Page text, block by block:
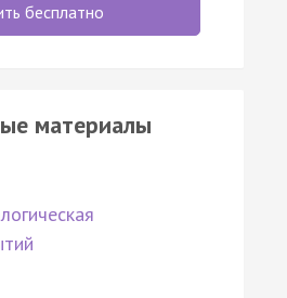
бесплатно
материалы